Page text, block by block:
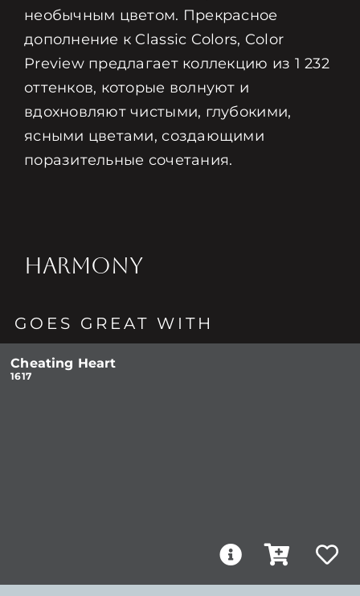
необычным цветом. Прекрасное
дополнение к Classic Colors, Color
Preview предлагает коллекцию из 1 232
оттенков, которые волнуют и
вдохновляют чистыми, глубокими,
ясными цветами, создающими
поразительные сочетания.
HARMONY
GOES GREAT WITH
Cheating Heart
1617